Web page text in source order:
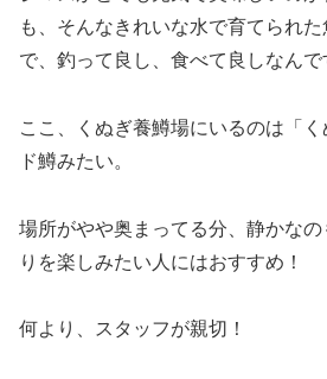
も、そんなきれいな水で育てられ
で、釣って良し、食べて良しなんで
ここ、くぬぎ養鱒場にいるのは「
ド鱒みたい。
場所がやや奥まってる分、静かな
りを楽しみたい人にはおすすめ！
何より、スタッフが親切！